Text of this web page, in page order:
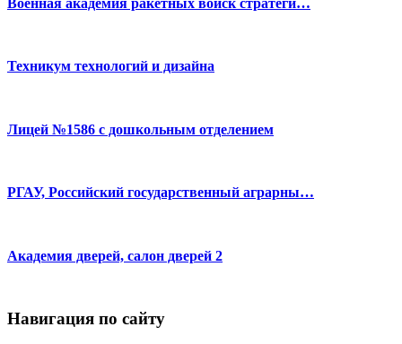
Техникум технологий и дизайна
Лицей №1586 с дошкольным отделением
РГАУ, Российский государственный аграрны…
Академия дверей, салон дверей 2
Навигация по сайту